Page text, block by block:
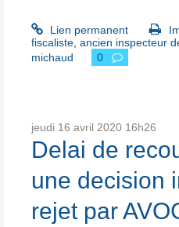
Lien permanent
fiscaliste ancien inspecteur
michaud
0
jeudi 16 avril 2020 16h26
Delai de
une decision
rejet par